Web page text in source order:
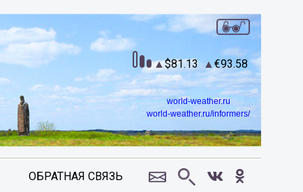
81.13 93.58
world-weather.ru
world-weather.ru/informers/
ОБРАТНАЯ СВЯЗЬ